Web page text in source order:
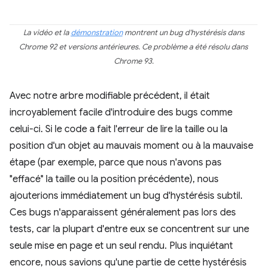
La vidéo et ladémonstrationmontrent un bug d'hystérésis dans
Chrome 92 et versions antérieures. Ce problème a été résolu dans
Chrome 93.
Avec notre arbre modifiable précédent, il était
incroyablement facile d'introduire des bugs comme
celui-ci. Si le code a fait l'erreur de lire la taille ou la
position d'un objet au mauvais moment ou à la mauvaise
étape (par exemple, parce que nous n'avons pas
"effacé" la taille ou la position précédente), nous
ajouterions immédiatement un bug d'hystérésis subtil.
Ces bugs n'apparaissent généralement pas lors des
tests, car la plupart d'entre eux se concentrent sur une
seule mise en page et un seul rendu. Plus inquiétant
encore, nous savions qu'une partie de cette hystérésis